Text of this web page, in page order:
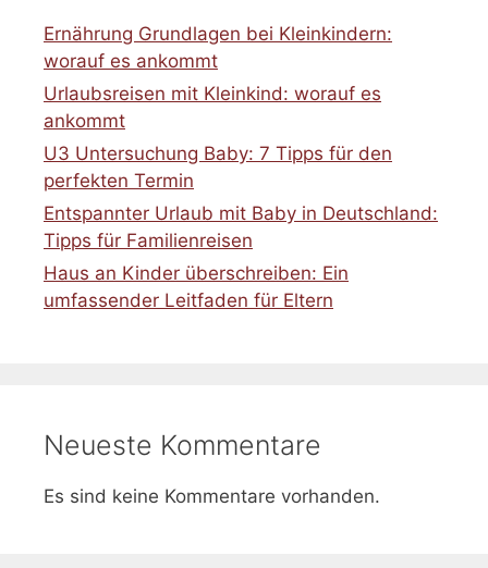
Ernährung Grundlagen bei Kleinkindern:
worauf es ankommt
Urlaubsreisen mit Kleinkind: worauf es
ankommt
U3 Untersuchung Baby: 7 Tipps für den
perfekten Termin
Entspannter Urlaub mit Baby in Deutschland:
Tipps für Familienreisen
Haus an Kinder überschreiben: Ein
umfassender Leitfaden für Eltern
Neueste Kommentare
Es sind keine Kommentare vorhanden.